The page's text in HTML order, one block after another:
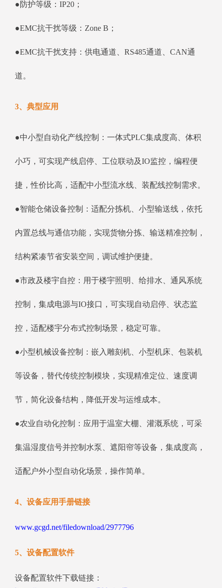
●防护等级：IP20；
●EMC抗干扰等级：Zone B；
●EMC抗干扰支持：供电通道、RS485通道、CAN通
道。
3、典型应用
●中小型自动化产线控制：一体式PLC集成度高、体积
小巧，可实现产线启停、工位联动及IO监控，编程便
捷，性价比高，适配中小型流水线、装配线控制需求。
●智能仓储设备控制：适配分拣机、小型输送线，依托
内置总线与通信功能，实现货物分拣、输送精准控制，
结构紧凑节省安装空间，调试维护便捷。
●市政及楼宇自控：用于楼宇照明、给排水、通风系统
控制，集成电源与IO接口，可实现自动启停、状态监
控，适配楼宇分布式控制场景，稳定可靠。
●小型机械设备控制：嵌入雕刻机、小型机床、包装机
等设备，替代传统控制模块，实现精准定位、速度调
节，简化设备结构，降低开发与运维成本。
●农业自动化控制：应用于温室大棚、灌溉系统，可采
集温湿度信号并控制水泵、遮阳帘等设备，集成度高，
适配户外小型自动化场景，操作简单。
4、设备应用手册链接
www.gcgd.net/filedownload/2977796
5、设备配置软件
设备配置软件下载链接：